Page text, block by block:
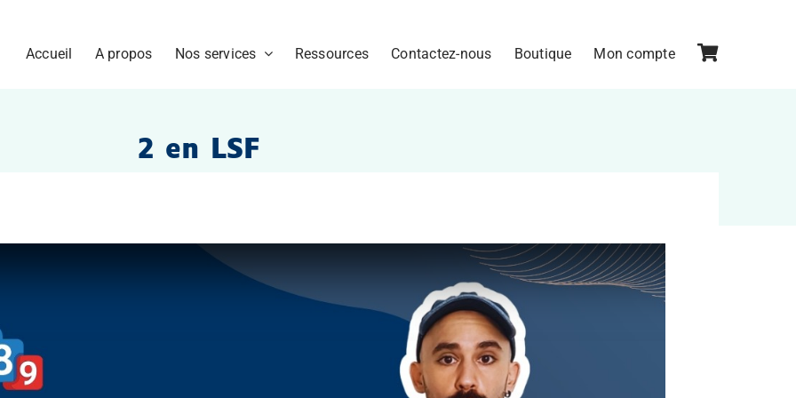
Accueil A propos Nos services Ressources Contactez-nous Boutique Mon compte
2 en LSF